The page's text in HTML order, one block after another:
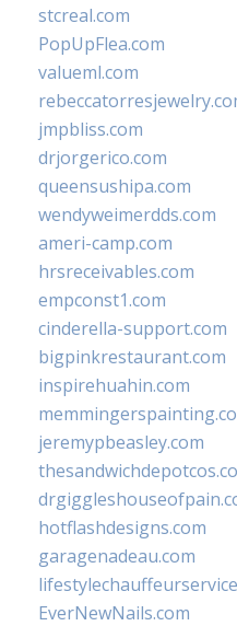
stcreal.com
PopUpFlea.com
valueml.com
jmpbliss.com
drjorgerico.com
queensushipa.com
wendyweimerdds.com
ameri-camp.com
hrsreceivables.com
empconst1.com
cinderella-support.com
bigpinkrestaurant.com
inspirehuahin.com
jeremypbeasley.com
hotflashdesigns.com
garagenadeau.com
EverNewNails.com